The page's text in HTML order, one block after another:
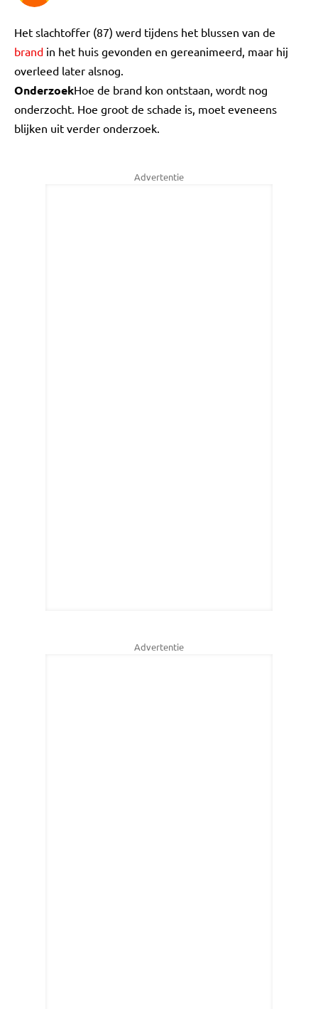
Het slachtoffer (87) werd tijdens het blussen van de
brand in het huis gevonden en gereanimeerd, maar hij
overleed later alsnog.
OnderzoekHoe de brand kon ontstaan, wordt nog
onderzocht. Hoe groot de schade is, moet eveneens
blijken uit verder onderzoek.
Advertentie
Advertentie